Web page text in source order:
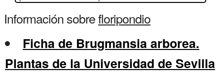
Información sobrefloripondio
Ficha de Brugmansia arborea.
Plantas de la Universidad de Sevilla